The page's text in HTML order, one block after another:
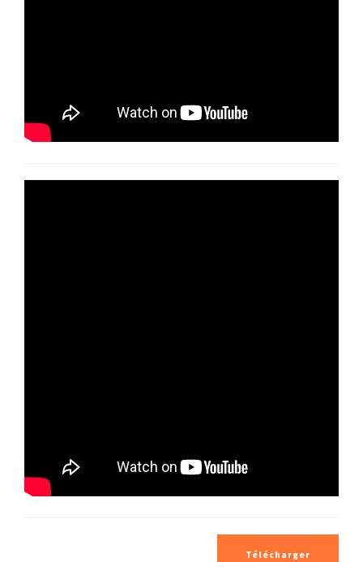
Télécharger